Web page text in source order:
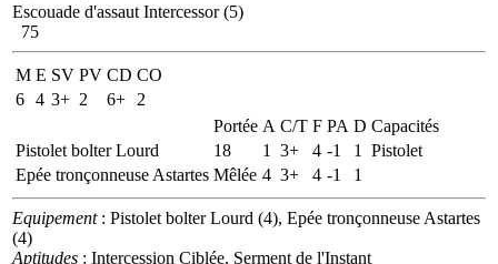
Escouade d'assaut Intercessor (5)
75
M E SV PV CD CO
6 4 3+ 2 6+
2
Portée A C/T F PA D Capacités
Pistolet bolter Lourd
18 1 3+ 4 -1 1
Pistolet
Epée tronçonneuse Astartes Mêlée 4 3+ 4 -1 1
Equipement: Pistolet bolter Lourd (4), Epée tronçonneuse Astartes
(4)
Aptitudes : Intercession Ciblée, Serment de l'Instant